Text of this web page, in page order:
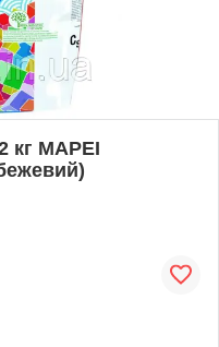
кг MAPEI